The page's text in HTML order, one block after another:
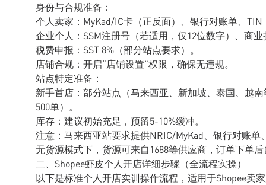
身份与合规准备：
个人卖家：MyKad/IC卡（正反面）、银行对账单、TIN
企业个人：SSM注册号（若适用，仅12位数字）、商业
税费申报：SST 8%（部分站点要求）。
店铺合规：开启“店铺设置”权限，确保无违规。
站点特定准备：
新手首店：部分站点（马来西亚、新加坡、泰国、越
500单）。
库存：建议初始充足，预留5-10%缓冲。
注意：马来西亚站要求提供NRIC/MyKad、银行对账单
无货源模式下，货源可来自1688等供应商，订单下单
二、Shopee虾皮个人开店详细步骤（全流程实操）
以下是标准个人开店实训操作流程，适用于Shopee卖